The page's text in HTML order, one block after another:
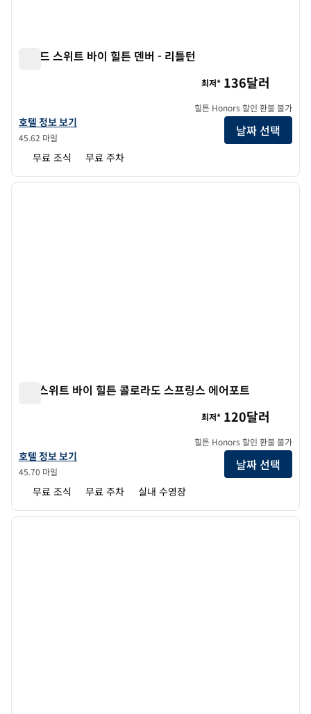
홈우드 스위트 바이 힐튼 덴버 - 리틀턴
홈우드 스위트 바이 힐튼 덴버 - 리틀턴의 호텔 정보 보기
호텔 정보 보기
45.62 마일
최저* 136달러
힐튼 Honors 할인 환불 불가
날짜 선택
무료 조식 무료 주차
1/12
1/12
이전 이미지 다음
홈2 스위트 바이 힐튼 콜로라도 스프링스 에어포트
홈2 스위트 바이 힐튼 콜로라도 스프링스 에어포트의 호텔 정보 보기
호텔 정보 보기
45.70 마일
최저* 120달러
힐튼 Honors 할인 환불 불가
날짜 선택
무료 조식 무료 주차 실내 수영장
1/12
1/12
이전 이미지 다음